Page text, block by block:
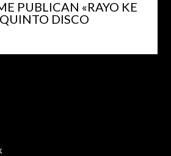
PUBLICAN «RAYO KE
DISCO